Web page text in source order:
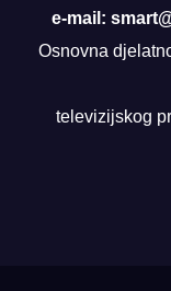
e-mail:
Osnovna
televizijskog